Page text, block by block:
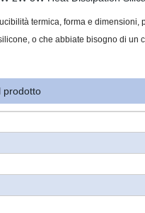
termica, forma e
o che abbiate bisogno di un
prodotto